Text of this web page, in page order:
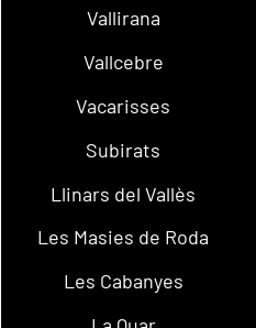
Vallirana
Vallcebre
Vacarisses
Subirats
Llinars del Vallès
Les Masies de Roda
Les Cabanyes